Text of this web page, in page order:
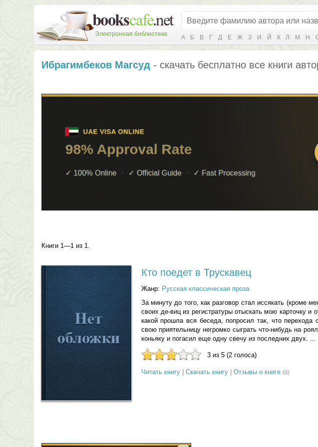
Электронная библиотека А Б В Г Д Е Ж З И Й К Л М Н
Ибрагимбеков Магсуд- скачать бесплатно все книги
Книги 1—1 из 1.
Кто поедет в Трускавец
Жанр: Русская классическая проза
За минуту до того, как разговор стал иссякать (кроме
своих де-виц из регистратуры отыскать мою карточку и
какой прошла вся беседа, попросил так, что
свою приятельницу негромко сыграть что-нибудь на
коньяку и погасил еще одну свечу из последних двух. ...
3 из 5 (2 голоса)
Читать книгу| Скачать книгу| Отзывы о книге (0)